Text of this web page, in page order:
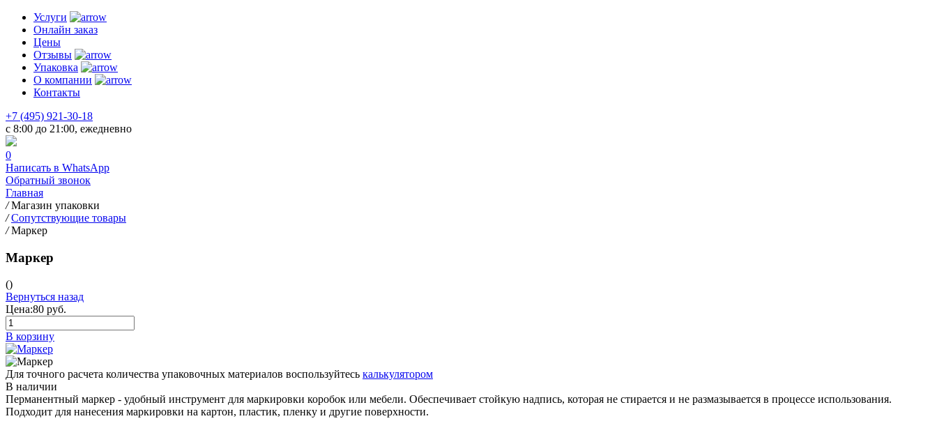
Услуги
Онлайн заказ
Цены
Отзывы
Упаковка
О компании
Контакты
+7 (495) 921-30-18
c 8:00 до 21:00, ежедневно
0
Написать в WhatsApp
Обратный звонок
Главная
/ Магазин упаковки
/ Сопутствующие товары
/ Маркер
Маркер
()
Вернуться назад
Цена:80 руб.
В корзину
Для точного расчета количества упаковочных материалов воспользуйтесь калькулятором
В наличии
Перманентный маркер - удобный инструмент для маркировки коробок или мебели. Обеспечивает стойкую надпись, которая не стирается и не размазывается в процессе использования.
Подходит для нанесения маркировки на картон, пластик, пленку и другие поверхности.